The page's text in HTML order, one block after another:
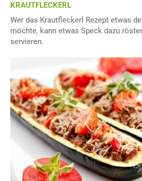
KRAUTFLECKERL
Wer das Krautfleckerl Rezept etwas
möchte, kann etwas Speck dazu
servieren.